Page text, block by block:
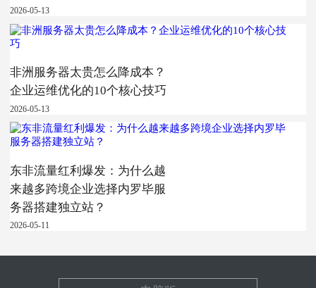
2026-05-13
非洲服务器太贵怎么降成本？
企业运维优化的10个核心技巧
2026-05-13
东非流量红利爆发：为什么越
来越多跨境企业选择内罗毕服
务器搭建独立站？
2026-05-11